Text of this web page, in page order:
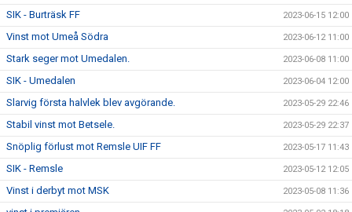
SIK - Burträsk FF 2023-06-15 12:00
Vinst mot Umeå Södra 2023-06-12 11:00
Stark seger mot Umedalen. 2023-06-08 11:00
SIK - Umedalen 2023-06-04 12:00
Slarvig första halvlek blev avgörande. 2023-05-29 22:46
Stabil vinst mot Betsele. 2023-05-29 22:37
Snöplig förlust mot Remsle UIF FF 2023-05-17 11:43
SIK - Remsle 2023-05-12 12:05
Vinst i derbyt mot MSK 2023-05-08 11:36